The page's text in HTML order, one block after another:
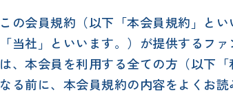
この会員規約（以下「本会員規約」と
「当社」といいます。）が提供するフ
は、本会員を利用する全ての方（以下
なる前に、本会員規約の内容をよくお